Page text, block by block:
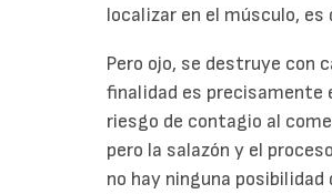
localizar en el músculo,
Pero ojo, se destruye con
finalidad es precisamente
riesgo de contagio al
pero la salazón y el
no hay ninguna